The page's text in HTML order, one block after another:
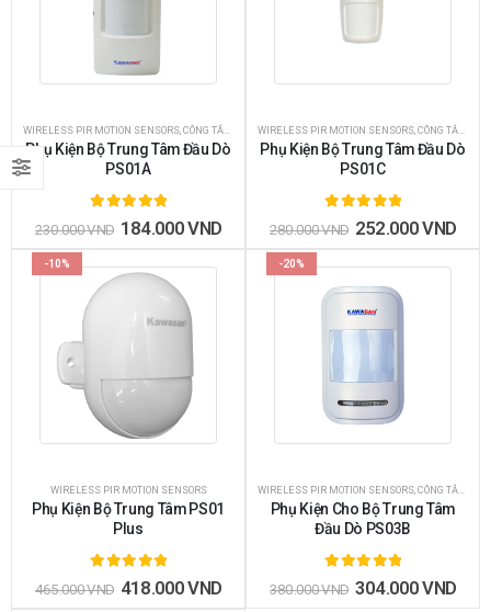
WIRELESS PIR MOTION SENSORS CÔNG TẮC CẢM ỨNG CHUYỂN ĐỘNG
Phụ Kiện Bộ Trung Tâm Đầu Dò
PS01A
5.00out of 5
230.000VND 184.000VND
WIRELESS PIR MOTION SENSORS CÔNG TẮC CẢM ỨNG CHUYỂN ĐỘNG
Phụ Kiện Bộ Trung Tâm Đầu Dò
PS01C
5.00out of 5
280.000VND 252.000VND
-10%
WIRELESS PIR MOTION SENSORS
Phụ Kiện Bộ Trung Tâm PS01
Plus
out of 5
465.000VND 418.000VND
-20%
WIRELESS PIR MOTION SENSORS CÔNG TẮC CẢM ỨNG CHUYỂN ĐỘNG
Phụ Kiện Cho Bộ Trung Tâm
Đầu Dò PS03B
5.00out of 5
380.000VND 304.000VND